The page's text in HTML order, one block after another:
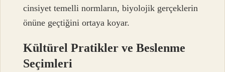
cinsiyet temelli normların, biyolojik gerçeklerin
önüne geçtiğini ortaya koyar.
Kültürel Pratikler ve Beslenme
Seçimleri